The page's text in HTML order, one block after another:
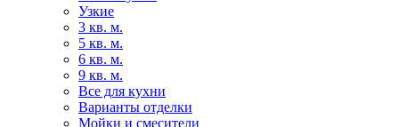
Узкие
3 кв. м.
5 кв. м.
6 кв. м.
9 кв. м.
Все для кухни
Варианты отделки
Мойки и смесители